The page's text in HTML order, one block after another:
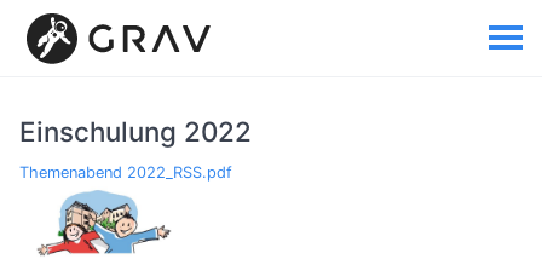
Einschulung 2022
Themenabend 2022_RSS.pdf